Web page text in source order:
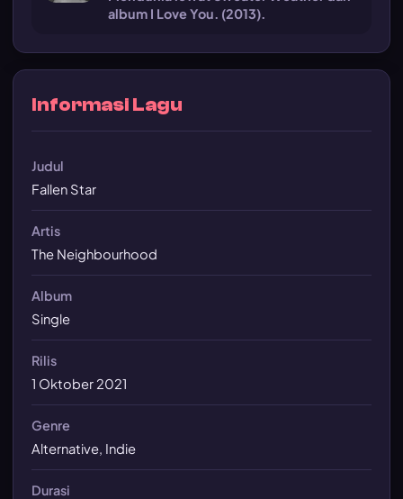
album I Love You. (2013).
Informasi Lagu
Judul
Fallen Star
Artis
The Neighbourhood
Album
Single
Rilis
1 Oktober 2021
Genre
Alternative, Indie
Durasi